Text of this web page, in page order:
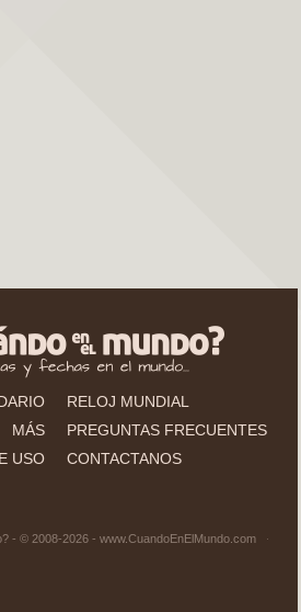
RELOJ MUNDIAL
MÁS
PREGUNTAS FRECUENTES
USO
CONTACTANOS
- © 2008-2026 - www.CuandoEnElMundo.com